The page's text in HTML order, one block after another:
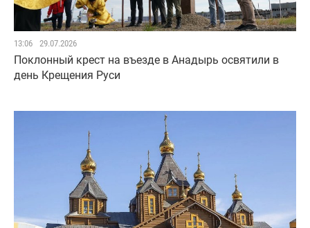
13:06 29.07.2026
Поклонный крест на въезде в Анадырь освятили в
день Крещения Руси